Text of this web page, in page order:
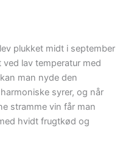
plukket midt i september
lav temperatur med
man nyde den
syrer, og når
stramme vin får man
hvidt frugtkød og